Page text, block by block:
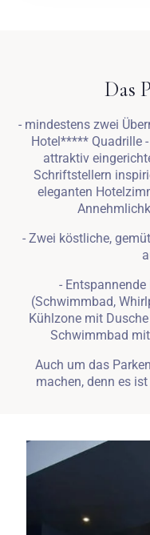
Das
- mindestens zwei
Hotel***** Quadrille
attraktiv
Schriftstellern
eleganten
- Zwei köstliche,
-
(Schwimmbad,
Kühlzone mit
Schwimmbad
Auch um das
machen, denn es